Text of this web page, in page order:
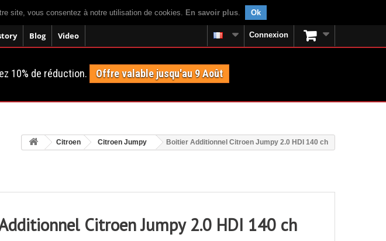
site, vous consentez à notre utilisation de cookies. En savoir plus. Ok
Blog Video Connexion
10% de réduction. Offre valable jusqu'au 9 Août
Citroen Citroen Jumpy Boitier Additionnel Citroen Jumpy 2.0 HDI 140 ch
Citroen Jumpy 2.0 HDI 140 ch